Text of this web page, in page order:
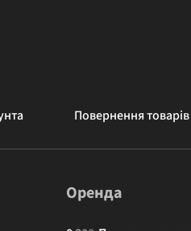
Повернення товарів
Оренда